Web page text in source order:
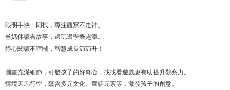
眼明手快一同找，專注觀察不走神。
爸媽伴讀看故事，邊玩邊學樂趣添。
靜心閱讀不喧鬧，智慧成長節節升！
圖畫充滿細節，引發孩子的好奇心，找找看遊戲更有助提升觀察力。
情境天馬行空，蘊含多元文化、童話元素等，激發孩子的創意。